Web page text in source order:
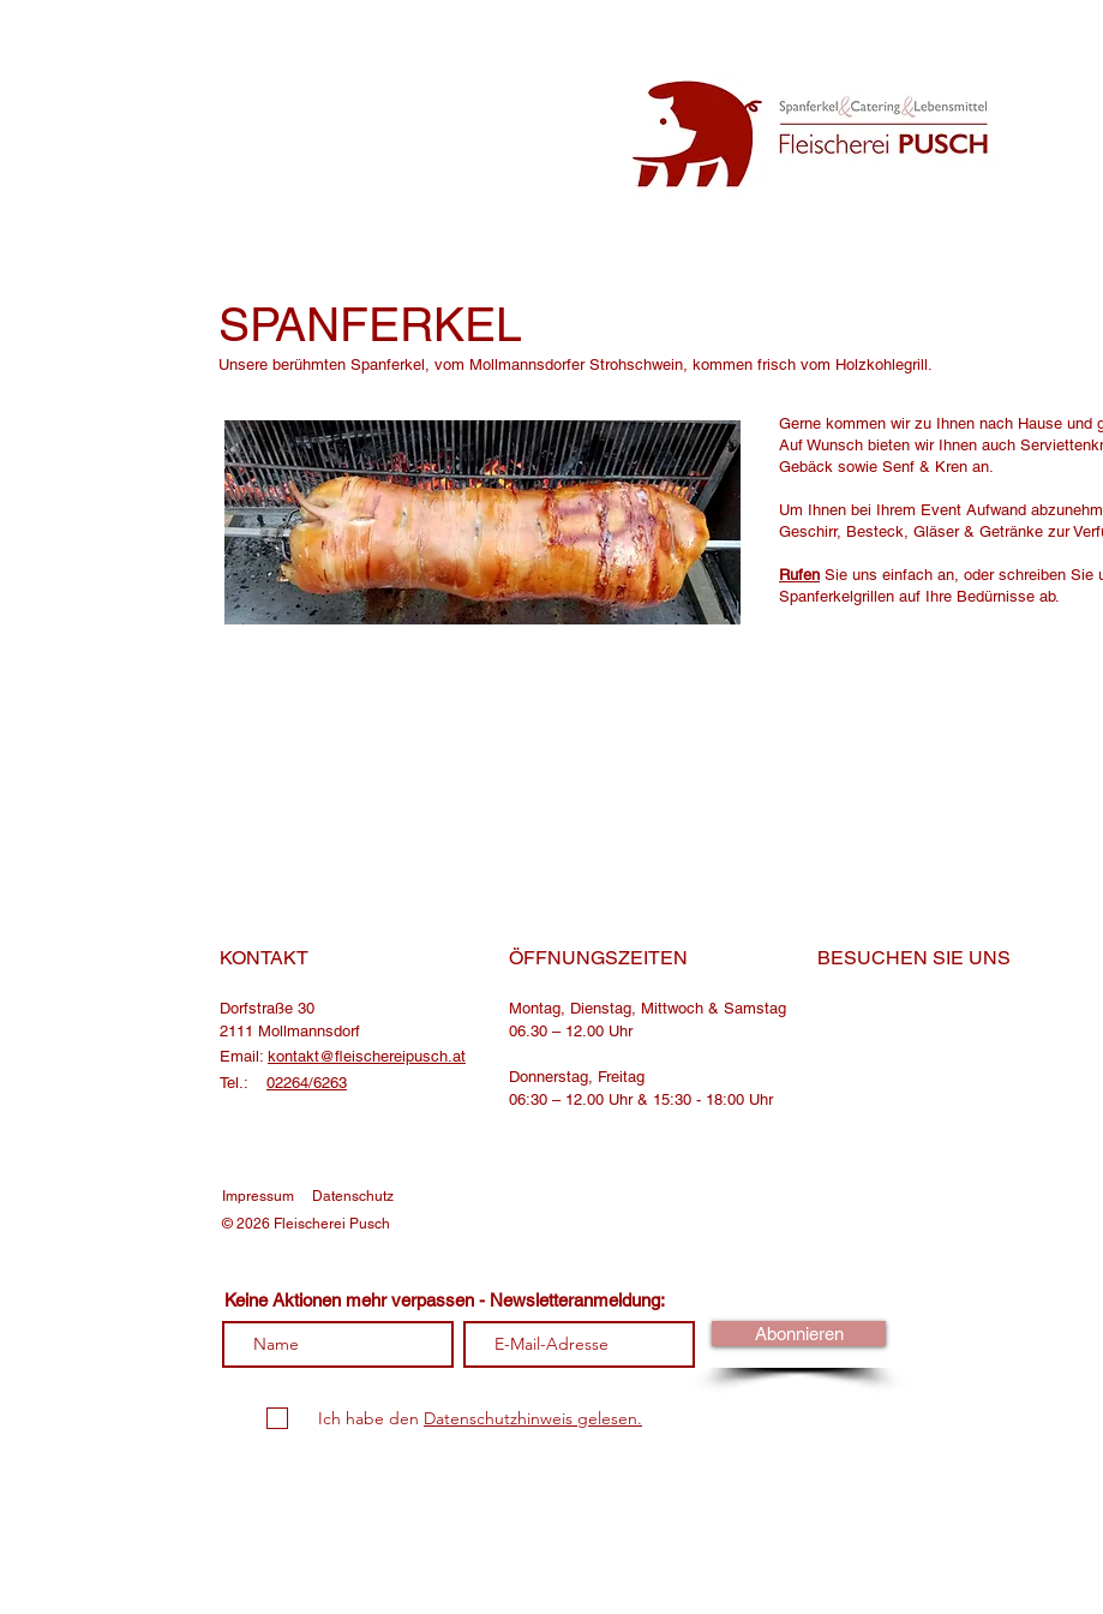
SPANFERKEL
Unsere berühmten Spanferkel, vom Mollmannsdorfer Strohschwein, kommen frisch vom Holzkohlegrill.
Gerne kommen wir zu Ihnen nach Hause und
Auf Wunsch bieten wir Ihnen auch
Gebäck sowie Senf & Kren an.
Um Ihnen bei Ihrem Event Aufwand
Geschirr, Besteck, Gläser & Getränke zur
Rufen Sie uns einfach an, oder schreiben Sie
Spanferkelgrillen auf Ihre Bedürnisse ab.
KONTAKT
Dorfstraße 30
2111 Mollmannsdorf
Email: kontakt@fleischereipusch.at
Tel.: 02264/6263
ÖFFNUNGSZEITEN
Montag, Dienstag, Mittwoch & Samstag
06.30 – 12.00 Uhr
Donnerstag, Freitag
06:30 – 12.00 Uhr & 15:30 - 18:00 Uhr
Impressum
Datenschutz
© 2026 Fleischerei Pusch
BESUCHEN​ SIE UNS
Keine Aktionen mehr verpassen - Newsletteranmeldung:
Abonnieren
Ich habe den Datenschutzhinweis gelesen.